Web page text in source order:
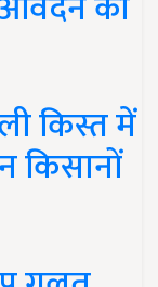
किस्त में
किसानों